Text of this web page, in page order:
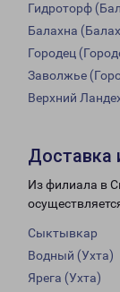
Гидроторф
Балахна
Городец
Заволжье
Верхний
Доставка
Из филиала в
Сыктывкар
Водный (Ухта)
Ярега (Ухта)